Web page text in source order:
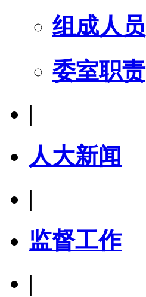
组成人员
委室职责
|
人大新闻
|
监督工作
|